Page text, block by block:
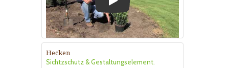
Hecken
Sichtzschutz & Gestaltungselement.